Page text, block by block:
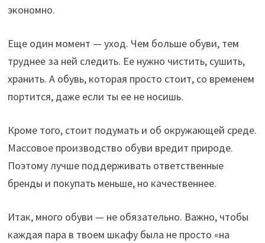
экономно.
Еще один момент — уход. Чем больше обуви, тем
труднее за ней следить. Ее нужно чистить, сушить,
хранить. А обувь, которая просто стоит, со временем
портится, даже если ты ее не носишь.
Кроме того, стоит подумать и об окружающей среде.
Массовое производство обуви вредит природе.
Поэтому лучше поддерживать ответственные
бренды и покупать меньше, но качественнее.
Итак, много обуви — не обязательно. Важно, чтобы
каждая пара в твоем шкафу была не просто «на